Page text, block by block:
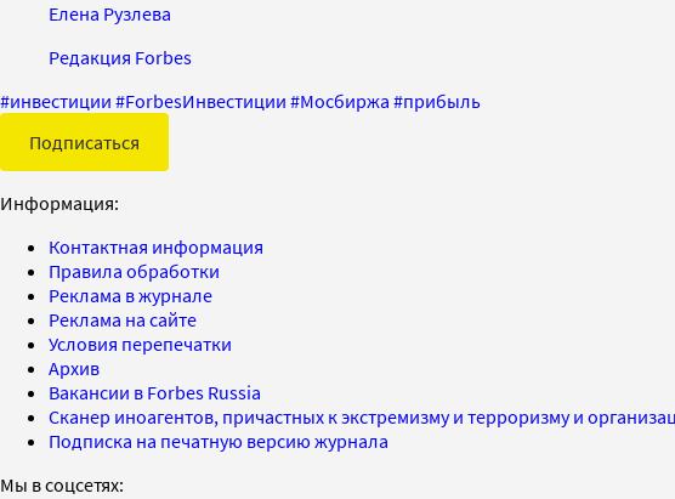
Елена Рузлева
Редакция Forbes
#инвестиции #ForbesИнвестиции #Мосбиржа #прибыль
Подписаться
Информация:
Контактная информация
Правила обработки
Реклама в журнале
Реклама на сайте
Условия перепечатки
Архив
Вакансии в Forbes Russia
Сканер иноагентов, причастных к экстремизму и терроризму и
Подписка на печатную версию журнала
Мы в соцсетях: